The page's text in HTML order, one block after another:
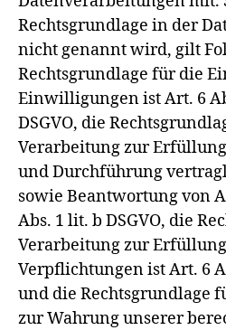
Rechtsgrundlage in der
nicht genannt wird, gilt
Rechtsgrundlage für die
Einwilligungen ist Art. 6
DSGVO, die
Verarbeitung zur
und Durchführung
sowie Beantwortung von
Abs. 1 lit. b DSGVO, die
Verarbeitung zur
Verpflichtungen ist Art. 6
und die Rechtsgrundlage
zur Wahrung unserer